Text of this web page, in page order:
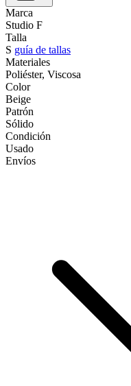
Marca
Studio F
Talla
S guía de tallas
Materiales
Poliéster, Viscosa
Color
Beige
Patrón
Sólido
Condición
Usado
Envíos